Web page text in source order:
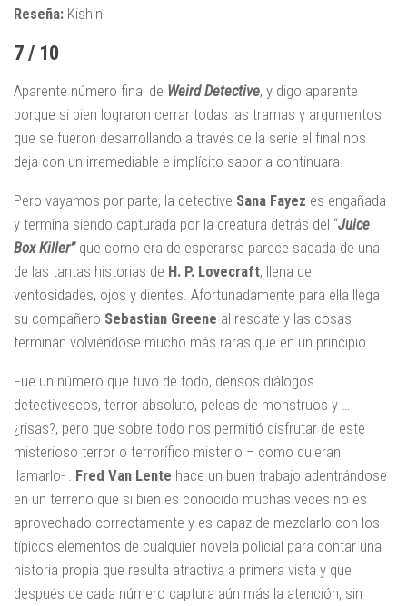
Reseña: Kishin
7 / 10
Aparente número final de Weird Detective, y digo aparente
porque si bien lograron cerrar todas las tramas y argumentos
que se fueron desarrollando a través de la serie el final nos
deja con un irremediable e implícito sabor a continuara.
Pero vayamos por parte, la detective Sana Fayez es engañada
y termina siendo capturada por la creatura detrás del “Juice
Box Killer”que como era de esperarse parece sacada de una
de las tantas historias de H. P. Lovecraft; llena de
ventosidades, ojos y dientes. Afortunadamente para ella llega
su compañero Sebastian Greene al rescate y las cosas
terminan volviéndose mucho más raras que en un principio.
Fue un número que tuvo de todo, densos diálogos
detectivescos, terror absoluto, peleas de monstruos y …
¿risas?, pero que sobre todo nos permitió disfrutar de este
misterioso terror o terrorífico misterio – como quieran
llamarlo- . Fred Van Lente hace un buen trabajo adentrándose
en un terreno que si bien es conocido muchas veces no es
aprovechado correctamente y es capaz de mezclarlo con los
típicos elementos de cualquier novela policial para contar una
historia propia que resulta atractiva a primera vista y que
después de cada número captura aún más la atención, sin